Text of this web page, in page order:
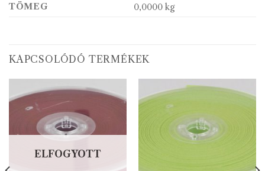
TÖMEG 0,0000 kg
KAPCSOLÓDÓ TERMÉKEK
ELFOGYOTT